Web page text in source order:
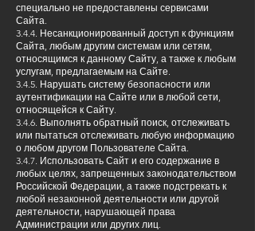
специально не предоставлены сервисами
Сайта.
3.4.4. Несанкционированный доступ к функциям
Сайта, любым другим системам или сетям,
относящимся к данному Сайту, а также к любым
услугам, предлагаемым на Сайте.
3.4.5. Нарушать систему безопасности или
аутентификации на Сайте или в любой сети,
относящейся к Сайту.
3.4.6. Выполнять обратный поиск, отслеживать
или пытаться отслеживать любую информацию
о любом другом Пользователе Сайта.
3.4.7. Использовать Сайт и его содержание в
любых целях, запрещенных законодательством
Российской Федерации, а также подстрекать к
любой незаконной деятельности или другой
деятельности, нарушающей права
Администрации или других лиц.